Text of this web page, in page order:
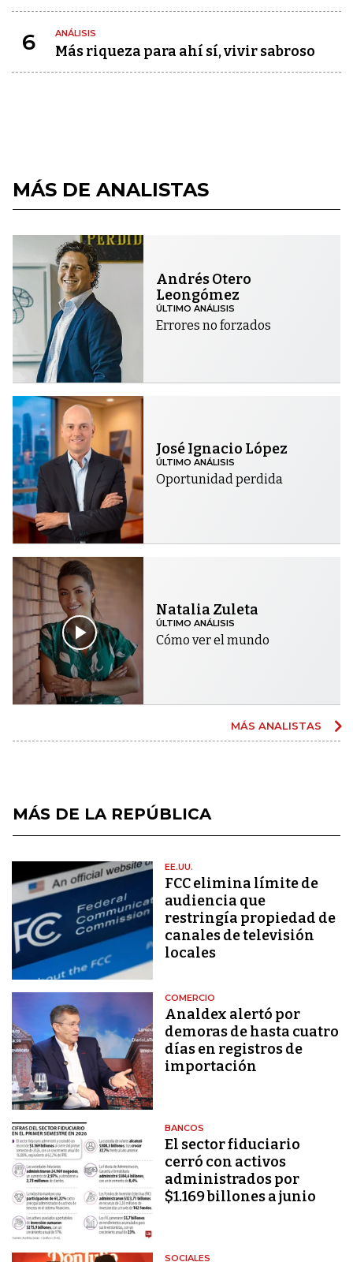
6 ANÁLISIS
Más riqueza para ahí sí, vivir sabroso
MÁS DE ANALISTAS
Andrés Otero
Leongómez
ÚLTIMO ANÁLISIS
Errores no forzados
José Ignacio López
ÚLTIMO ANÁLISIS
Oportunidad perdida
Natalia Zuleta
ÚLTIMO ANÁLISIS
Cómo ver el mundo
MÁS ANALISTAS
MÁS DE LA REPÚBLICA
EE.UU.
FCC elimina límite de
audiencia que
restringía propiedad de
canales de televisión
locales
COMERCIO
Analdex alertó por
demoras de hasta cuatro
días en registros de
importación
BANCOS
El sector fiduciario
cerró con activos
administrados por
$1.169 billones a junio
SOCIALES